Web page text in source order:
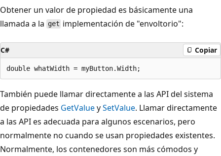
Obtener un valor de propiedad es básicamente una
llamada a la get implementación de "envoltorio":
C# Copiar
También puede llamar directamente a las API del sistema
de propiedades GetValueySetValue. Llamar directamente
a las API es adecuada para algunos escenarios, pero
normalmente no cuando se usan propiedades existentes.
Normalmente, los contenedores son más cómodos y